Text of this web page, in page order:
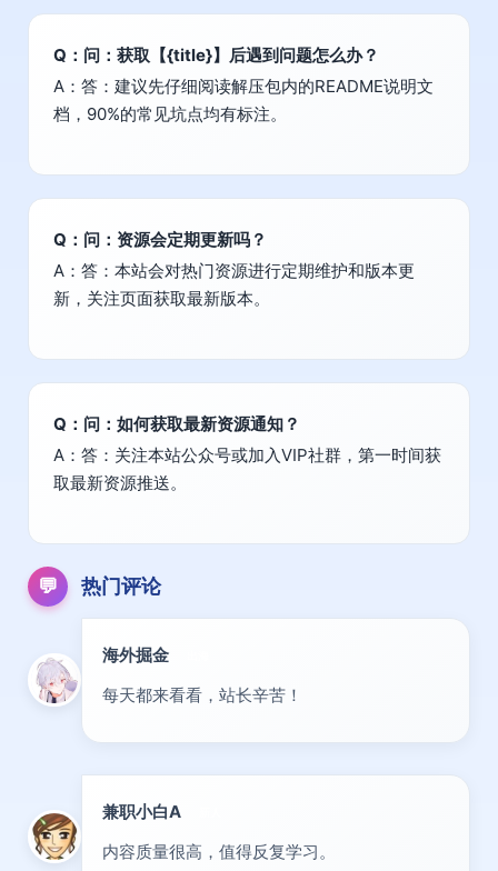
Q：问：获取【{title}】后遇到问题怎么办？
A：答：建议先仔细阅读解压包内的README说明文
档，90%的常见坑点均有标注。
Q：问：资源会定期更新吗？
A：答：本站会对热门资源进行定期维护和版本更
新，关注页面获取最新版本。
Q：问：如何获取最新资源通知？
A：答：关注本站公众号或加入VIP社群，第一时间获
取最新资源推送。
💬 热门评论
海外掘金
每天都来看看，站长辛苦！
兼职小白A
内容质量很高，值得反复学习。